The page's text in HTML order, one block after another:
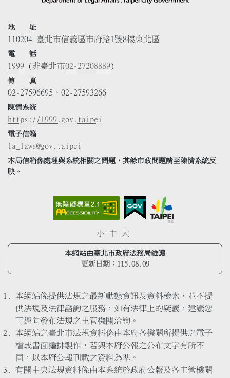
地 址
110204 臺北市信義區市府路1號8樓東北區
電 話
1999 (非臺北市02-27208889)
傳 真
02-27596695、02-27593266
陳情系統
https://1999.gov.taipei
電子信箱
la_laws@gov.taipei
本局信箱係處理與系統相關之問題，其餘市政問題請至陳情系統反
映。
小 中 大
本網站由臺北市政府法務局維護
更新日期： 115.08.09
本網站係提供法規之最新動態資訊及資料檢索，並不提
供法規及法律諮詢之服務，如有法律上的疑義，建議您
可逕向發布法規之主管機關洽詢。
本網站之臺北市法規資料係由本府各機關所提供之電子
檔或書面編排製作，若與本府公報之公布文字有所不
同，以本府公報刊載之資料為準。
有關中央法規資料係由本系統於政府公報及各主管機關